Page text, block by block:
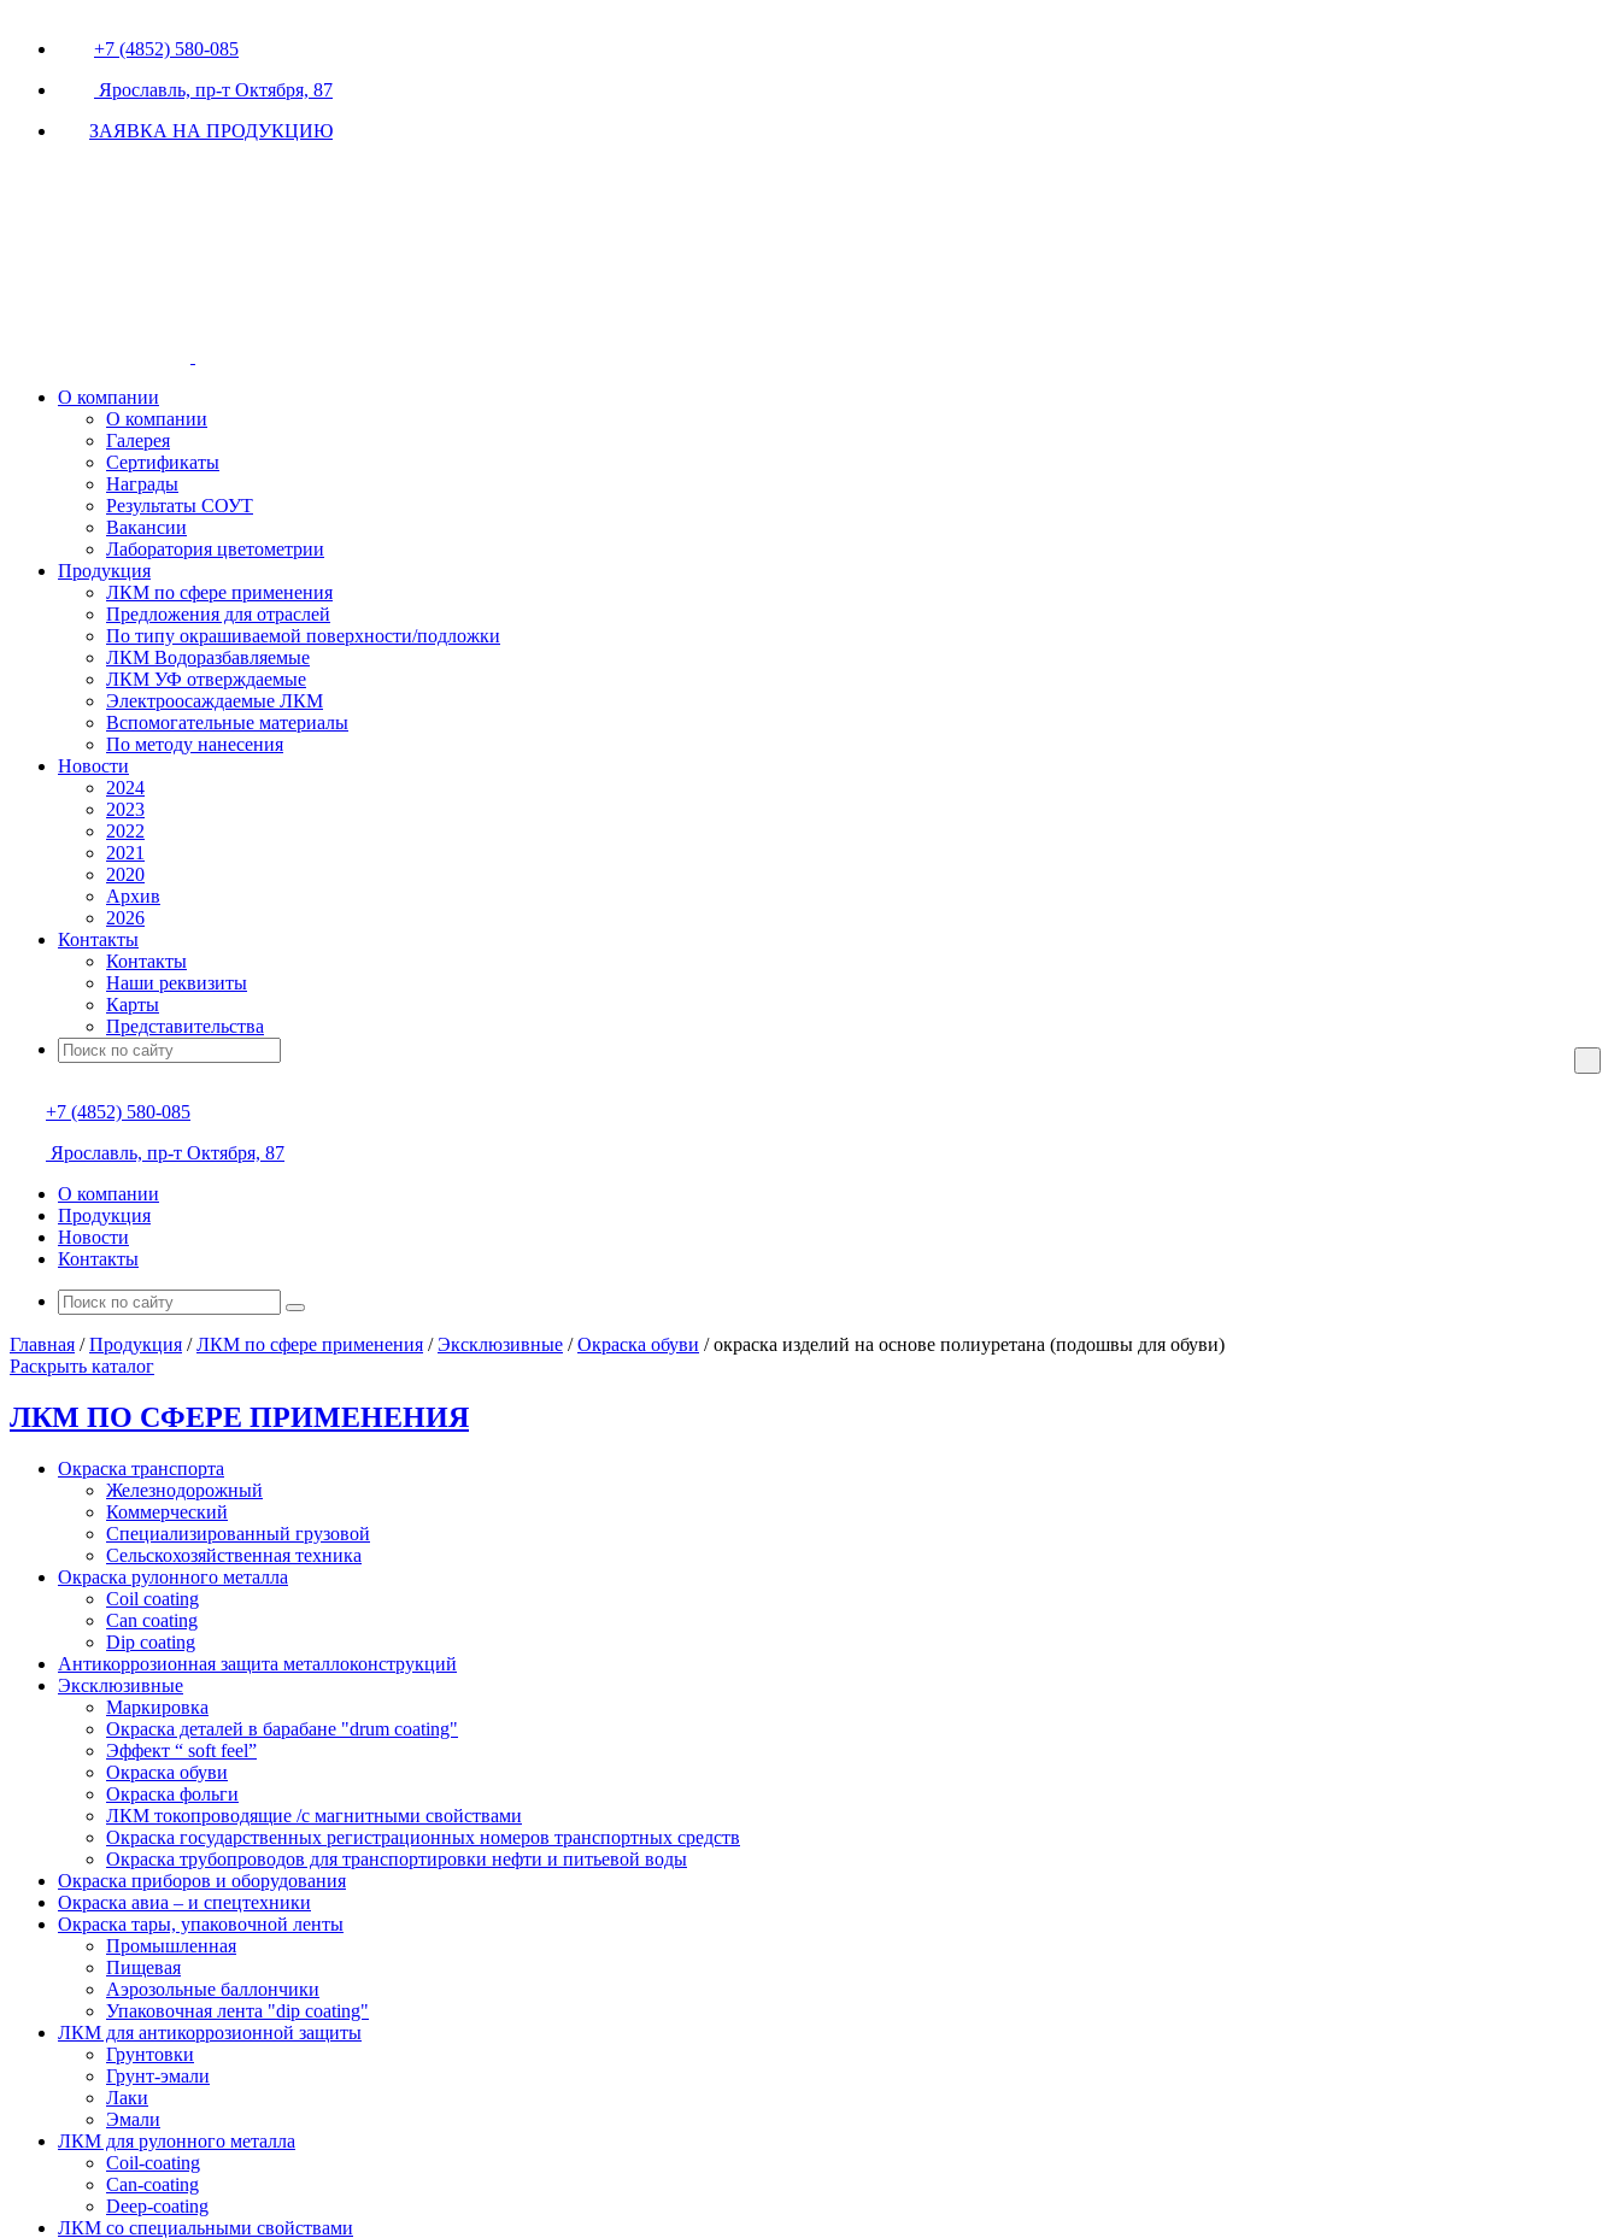
+7 (4852) 580-085
Ярославль, пр-т Октября, 87
ЗАЯВКА НА ПРОДУКЦИЮ
О компании
О компании
Галерея
Сертификаты
Награды
Результаты СОУТ
Вакансии
Лаборатория цветометрии
Продукция
ЛКМ по сфере применения
Предложения для отраслей
По типу окрашиваемой поверхности/подложки
ЛКМ Водоразбавляемые
ЛКМ УФ отверждаемые
Электроосаждаемые ЛКМ
Вспомогательные материалы
По методу нанесения
Новости
2024
2023
2022
2021
2020
Архив
2026
Контакты
Контакты
Наши реквизиты
Карты
Представительства
+7 (4852) 580-085
Ярославль, пр-т Октября, 87
О компании
Продукция
Новости
Контакты
Главная /Продукция /ЛКМ по сфере применения /Эксклюзивные /Окраска обуви /окраска изделий на основе полиуретана (подошвы для обуви)
Раскрыть каталог
ЛКМ ПО СФЕРЕ ПРИМЕНЕНИЯ
Окраска транспорта
Железнодорожный
Коммерческий
Специализированный грузовой
Сельскохозяйственная техника
Окраска рулонного металла
Coil coating
Can coating
Dip coating
Антикоррозионная защита металлоконструкций
Эксклюзивные
Маркировка
Окраска деталей в барабане "drum coating"
Эффект “ soft feel”
Окраска обуви
Окраска фольги
ЛКМ токопроводящие /с магнитными свойствами
Окраска государственных регистрационных номеров транспортных средств
Окраска трубопроводов для транспортировки нефти и питьевой воды
Окраска приборов и оборудования
Окраска авиа – и спецтехники
Окраска тары, упаковочной ленты
Промышленная
Пищевая
Аэрозольные баллончики
Упаковочная лента "dip coating"
ЛКМ для антикоррозионной защиты
Грунтовки
Грунт-эмали
Лаки
Эмали
ЛКМ для рулонного металла
Coil-coating
Can-coating
Deep-coating
ЛКМ со специальными свойствами